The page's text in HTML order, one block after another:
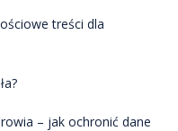
treści dla
– jak ochronić dane